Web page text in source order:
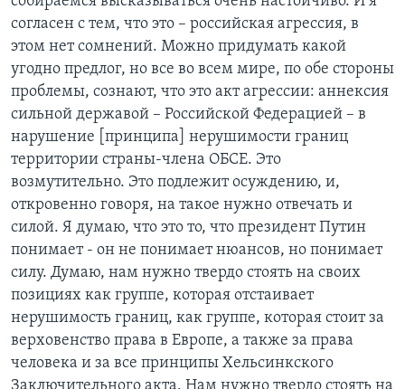
согласен с тем, что это – российская агрессия, в
этом нет сомнений. Можно придумать какой
угодно предлог, но все во всем мире, по обе стороны
проблемы, сознают, что это акт агрессии: аннексия
сильной державой – Российской Федерацией – в
нарушение [принципа] нерушимости границ
территории страны-члена ОБСЕ. Это
возмутительно. Это подлежит осуждению, и,
откровенно говоря, на такое нужно отвечать и
силой. Я думаю, что это то, что президент Путин
понимает - он не понимает нюансов, но понимает
силу. Думаю, нам нужно твердо стоять на своих
позициях как группе, которая отстаивает
нерушимость границ, как группе, которая стоит за
верховенство права в Европе, а также за права
человека и за все принципы Хельсинкского